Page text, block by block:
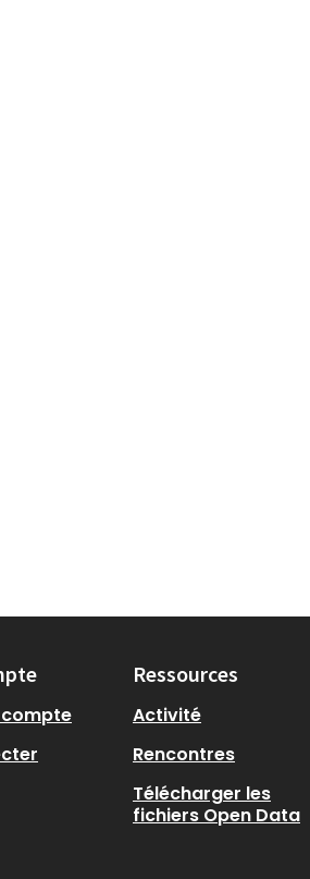
Ressources
Activité
Rencontres
Télécharger les
fichiers Open Data